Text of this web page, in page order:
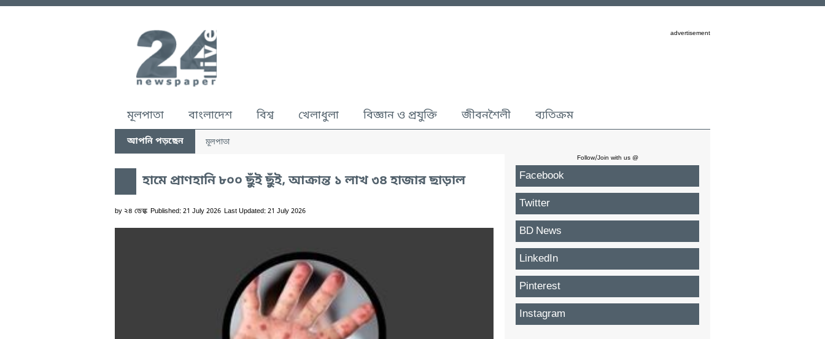
advertisement
মূলপাতা বাংলাদেশ বিশ্ব খেলাধুলা বিজ্ঞান ও প্রযুক্তি জীবনশৈলী ব্যতিক্রম
আপনি পড়ছেন মূলপাতা
হামে প্রাণহানি ৮০০ ছুঁই ছুঁই, আক্রান্ত ১ লাখ ৩৪ হাজার ছাড়াল
by ২৪ ডেস্ক Published: 21 July 2026 Last Updated: 21 July 2026
Follow/Join with us @
Facebook
Twitter
BD News
LinkedIn
Pinterest
Instagram